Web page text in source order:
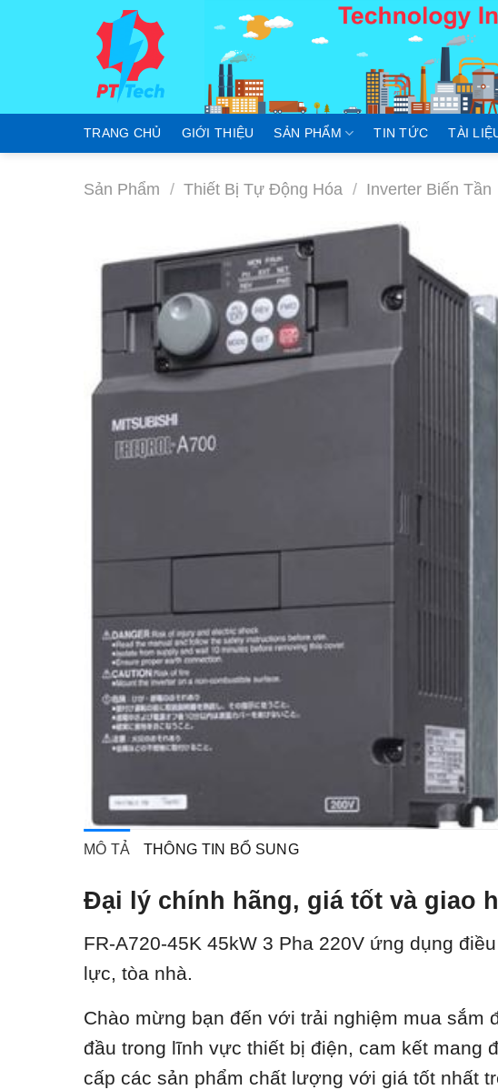
TRANG CHỦ GIỚI THIỆU SẢN PHẨM TIN TỨC TÀI
Sản Phẩm / Thiết Bị Tự Động Hóa / Inverter Biến Tần
MÔ TẢ THÔNG TIN BỔ SUNG
Đại lý chính hãng, giá tốt và giao
FR-A720-45K 45kW 3 Pha 220V ứng dụng
lực, tòa nhà.
Chào mừng bạn đến với trải nghiệm mua sắm
đầu trong lĩnh vực thiết bị điện, cam kết mang
cấp các sản phẩm chất lượng với giá tốt nhất